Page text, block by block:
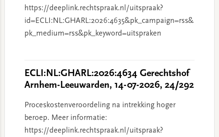
https://deeplink.rechtspraak.nl/uitspraak?
id=ECLI:NL:GHARL:2026:4635&pk_campaign=rss&
pk_medium=rss&pk_keyword=uitspraken
ECLI:NL:GHARL:2026:4634 Gerechtshof
Arnhem-Leeuwarden, 14-07-2026, 24/292
Proceskostenveroordeling na intrekking hoger
beroep. Meer informatie:
https://deeplink.rechtspraak.nl/uitspraak?